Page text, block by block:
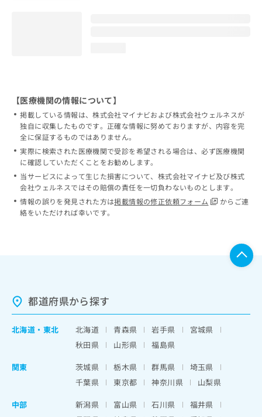
【医療機関の情報について】
掲載している情報は、株式会社マイナビおよび株式会社ウェルネスが
独自に収集したものです。正確な情報に努めておりますが、内容を完
全に保証するものではありません。
実際に検索された医療機関で受診を希望される場合は、必ず医療機関
に確認していただくことをお勧めします。
当サービスによって生じた損害について、株式会社マイナビ及び株式
会社ウェルネスではその賠償の責任を一切負わないものとします。
情報の誤りを発見された方は掲載情報の修正依頼フォーム
からご連
絡をいただければ幸いです。
都道府県から探す
北海道 ・ 東北 北海道 青森県 岩手県
宮城県
秋田県
山形県
福島県
関東
茨城県 栃木県 群馬県
埼玉県
千葉県
東京都 神奈川県
山梨県
中部
新潟県 富山県 石川県
福井県